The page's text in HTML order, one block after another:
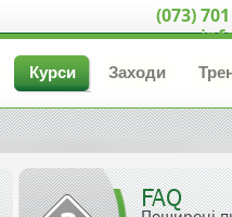
(073)
Курси Заходи
FAQ